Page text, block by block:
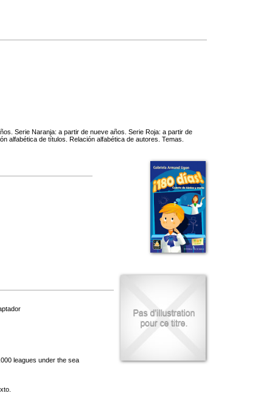
Serie Naranja: a partir de nueve años. Serie Roja: a partir de
alfabética de títulos. Relación alfabética de autores. Temas.
leagues under the sea